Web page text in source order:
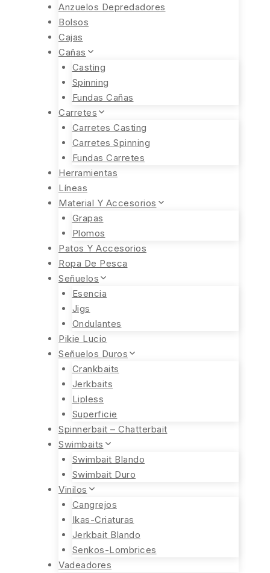
Anzuelos Depredadores
Bolsos
Cajas
Cañas
Casting
Spinning
Fundas Cañas
Carretes
Carretes Casting
Carretes Spinning
Fundas Carretes
Herramientas
Líneas
Material Y Accesorios
Grapas
Plomos
Patos Y Accesorios
Ropa De Pesca
Señuelos
Esencia
Jigs
Ondulantes
Pikie Lucio
Señuelos Duros
Crankbaits
Jerkbaits
Lipless
Superficie
Spinnerbait – Chatterbait
Swimbaits
Swimbait Blando
Swimbait Duro
Vinilos
Cangrejos
Ikas-Criaturas
Jerkbait Blando
Senkos-Lombrices
Vadeadores